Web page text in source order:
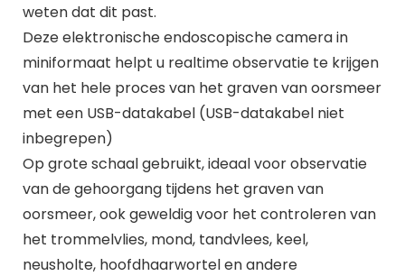
weten dat dit past.
Deze elektronische endoscopische camera in
miniformaat helpt u realtime observatie te krijgen
van het hele proces van het graven van oorsmeer
met een USB-datakabel (USB-datakabel niet
inbegrepen)
Op grote schaal gebruikt, ideaal voor observatie
van de gehoorgang tijdens het graven van
oorsmeer, ook geweldig voor het controleren van
het trommelvlies, mond, tandvlees, keel,
neusholte, hoofdhaarwortel en andere